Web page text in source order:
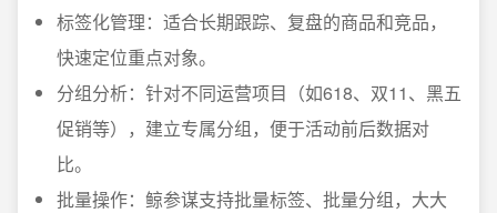
标签化管理：适合长期跟踪、复盘的商品和竞品，
快速定位重点对象。
分组分析：针对不同运营项目（如618、双11、黑五
促销等），建立专属分组，便于活动前后数据对
比。
批量操作：鲸参谋支持批量标签、批量分组，大大